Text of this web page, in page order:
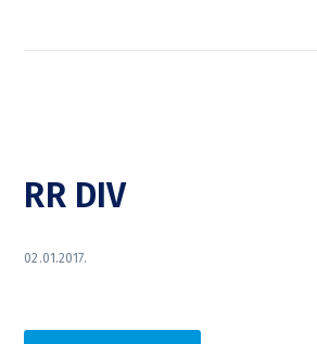
RR DIV
02.01.2017.